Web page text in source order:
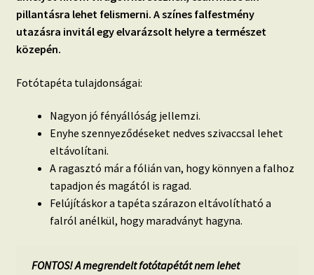
pillantásra lehet felismerni. A színes falfestmény
utazásra invitál egy elvarázsolt helyre a természet
közepén.
Fotótapéta tulajdonságai:
Nagyon jó fényállóság jellemzi.
Enyhe szennyeződéseket nedves szivaccsal lehet
eltávolítani.
A ragasztó már a fólián van, hogy könnyen a falhoz
tapadjon és magától is ragad.
Felújításkor a tapéta szárazon eltávolítható a
falról anélkül, hogy maradványt hagyna.
FONTOS! A megrendelt fotótapétát nem lehet